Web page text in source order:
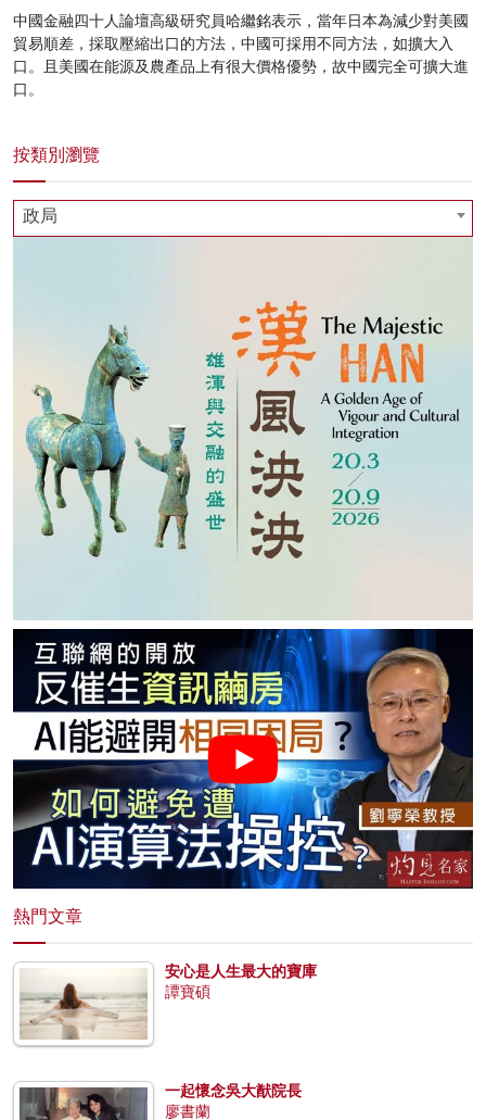
中國金融四十人論壇高級研究員哈繼銘表示，當年日本為減少對美國
貿易順差，採取壓縮出口的方法，中國可採用不同方法，如擴大入
口。且美國在能源及農產品上有很大價格優勢，故中國完全可擴大進
口。
按類別瀏覽
政局
熱門文章
安心是人生最大的寶庫
譚寶碩
一起懷念吳大猷院長
廖書蘭